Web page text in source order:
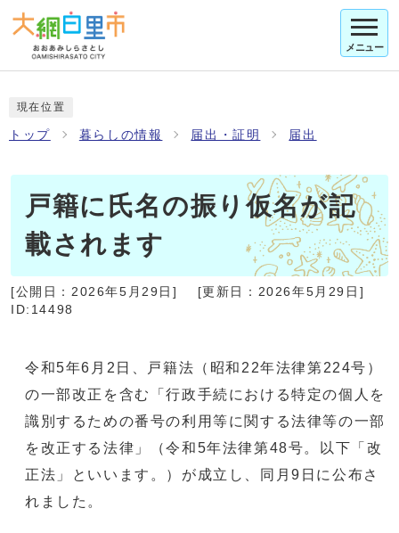
メニュー
現在位置
トップ 暮らしの情報 届出・証明 届出
戸籍に氏名の振り仮名が記
載されます
[公開日： 2026年5月29日 ] [更新日： 2026年5月29日 ]
ID:14498
令和5年6月2日、戸籍法（昭和22年法律第224号）
の一部改正を含む「行政手続における特定の個人を
識別するための番号の利用等に関する法律等の一部
を改正する法律」（令和5年法律第48号。以下「改
正法」といいます。）が成立し、同月9日に公布さ
れました。